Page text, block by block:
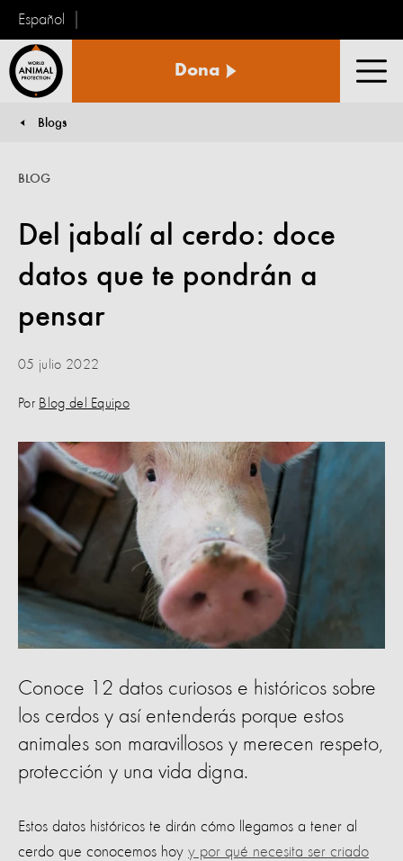
Español
Animal
Dona
You are here:
Blogs
Del jabalí al cerdo: doce
datos que te pondrán a
pensar
BLOG
05 julio 2022
Por Blog del Equipo
Conoce 12 datos curiosos e históricos sobre
los cerdos y así entenderás porque estos
animales son maravillosos y merecen respeto,
protección y una vida digna.
Estos datos históricos te dirán cómo llegamos a tener al
cerdo que conocemos hoy y por qué necesita ser criado